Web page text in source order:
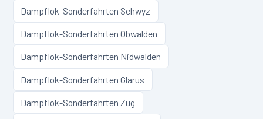
Dampflok-Sonderfahrten Schwyz
Dampflok-SonderfahrtenObwalden
Dampflok-Sonderfahrten Nidwalden
Dampflok-SonderfahrtenGlarus
Dampflok-SonderfahrtenZug